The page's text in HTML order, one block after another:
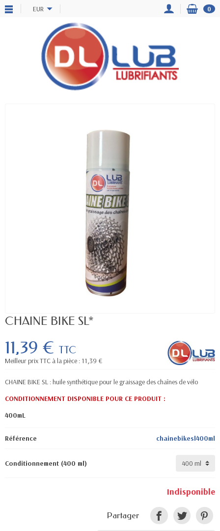
EUR 0
CHAINE BIKE SL*
11,39 € TTC
Meilleur prix TTC à la pièce : 11,39 €
CHAINE BIKE SL : huile synthétique pour le graissage des chaînes de vélo
CONDITIONNEMENT DISPONIBLE POUR CE PRODUIT :
400mL
Référence chainebikesl400ml
Conditionnement (400 ml)
Indisponible
Partager